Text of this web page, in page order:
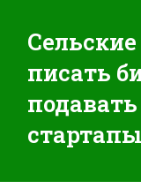
писать
стартапы